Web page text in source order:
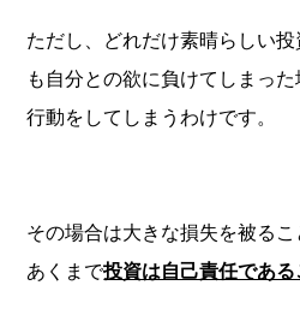
ただし、どれだけ素晴らしい
も自分との欲に負けてしまっ
行動をしてしまうわけです。
その場合は大きな損失を被るこ
あくまで投資は自己責任である